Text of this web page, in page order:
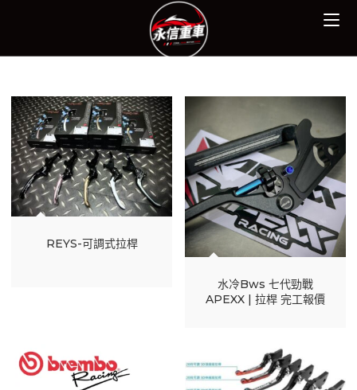
REYS-可調式拉桿
水冷Bws 七代勁戰
APEXX | 拉桿 完工報價